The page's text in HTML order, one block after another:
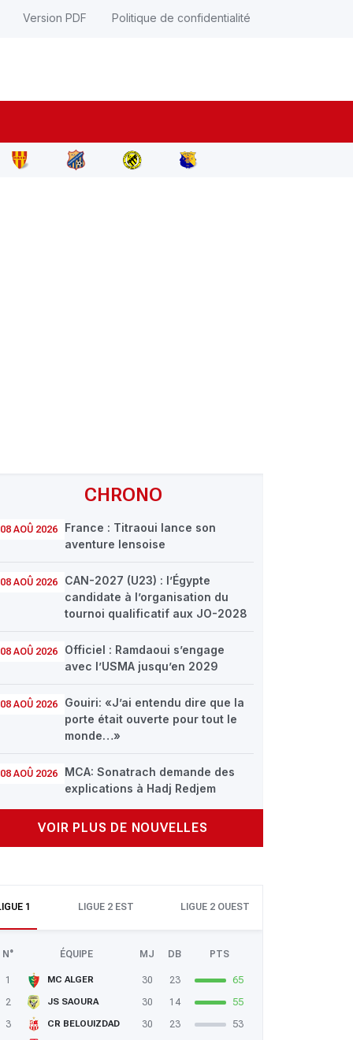
Version PDF Politique de confidentialité
CHRONO
08 AOÛ 2026
France : Titraoui lance son
aventure lensoise
08 AOÛ 2026
CAN-2027 (U23) : l’Égypte
candidate à l’organisation du
tournoi qualificatif aux JO-2028
08 AOÛ 2026
Officiel : Ramdaoui s’engage
avec l’USMA jusqu’en 2029
08 AOÛ 2026
Gouiri: «J’ai entendu dire que la
porte était ouverte pour tout le
monde…»
08 AOÛ 2026
MCA: Sonatrach demande des
explications à Hadj Redjem
VOIR PLUS DE NOUVELLES
1 LIGUE 2 EST LIGUE 2 OUEST
N° ÉQUIPE MJ DB PTS
1 MC ALGER 30 23
65
2
JS SAOURA 30 14
55
3
CR BELOUIZDAD 30 23
53